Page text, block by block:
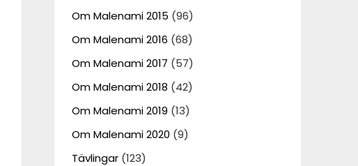
Om Malenami 2015 (96)
Om Malenami 2016 (68)
Om Malenami 2017 (57)
Om Malenami 2018 (42)
Om Malenami 2019 (13)
Om Malenami 2020 (9)
Tävlingar(123)